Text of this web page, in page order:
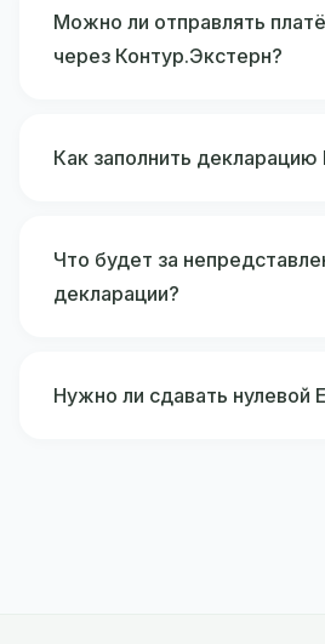
Можно ли отправлять
через Контур.Экстерн?
Как заполнить
Что будет за
декларации?
Нужно ли сдавать нулевой